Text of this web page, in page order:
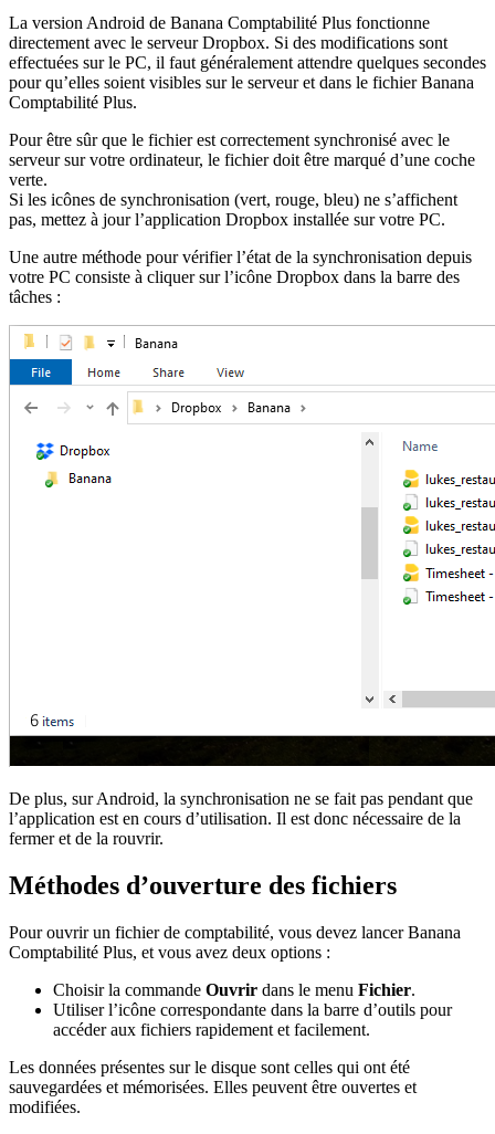
La version Android de Banana Comptabilité Plus fonctionne
directement avec le serveur Dropbox. Si des modifications sont
effectuées sur le PC, il faut généralement attendre quelques secondes
pour qu’elles soient visibles sur le serveur et dans le fichier Banana
Comptabilité Plus.
Pour être sûr que le fichier est correctement synchronisé avec le
serveur sur votre ordinateur, le fichier doit être marqué d’une coche
verte.
Si les icônes de synchronisation (vert, rouge, bleu) ne s’affichent
pas, mettez à jour l’application Dropbox installée sur votre PC.
Une autre méthode pour vérifier l’état de la synchronisation depuis
votre PC consiste à cliquer sur l’icône Dropbox dans la barre des
tâches :
De plus, sur Android, la synchronisation ne se fait pas pendant que
l’application est en cours d’utilisation. Il est donc nécessaire de la
fermer et de la rouvrir.
Méthodes d’ouverture des fichiers
Pour ouvrir un fichier de comptabilité, vous devez lancer Banana
Comptabilité Plus, et vous avez deux options :
Choisir la commande Ouvrir dans le menu Fichier.
Utiliser l’icône correspondante dans la barre d’outils pour
accéder aux fichiers rapidement et facilement.
Les données présentes sur le disque sont celles qui ont été
sauvegardées et mémorisées. Elles peuvent être ouvertes et
modifiées.